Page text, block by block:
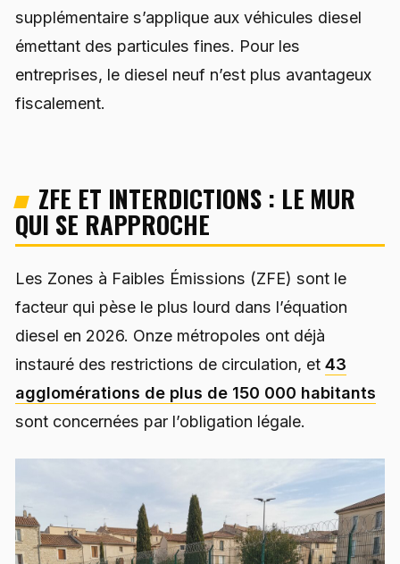
supplémentaire s’applique aux véhicules diesel
émettant des particules fines. Pour les
entreprises, le diesel neuf n’est plus avantageux
fiscalement.
ZFE ET INTERDICTIONS : LE MUR
QUI SE RAPPROCHE
Les Zones à Faibles Émissions (ZFE) sont le
facteur qui pèse le plus lourd dans l’équation
diesel en 2026. Onze métropoles ont déjà
instauré des restrictions de circulation, et 43
agglomérations de plus de 150 000 habitants
sont concernées par l’obligation légale.